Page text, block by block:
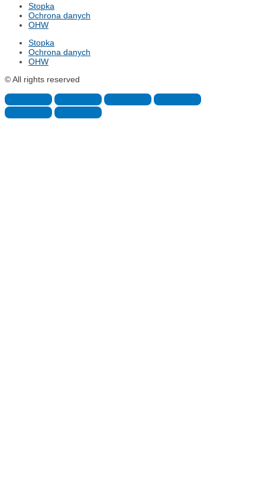
Stopka
Ochrona danych
OHW
Stopka
Ochrona danych
OHW
© All rights reserved